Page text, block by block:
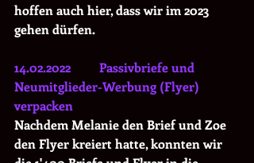
hoffen auch hier, dass wir im 2023
gehen dürfen.
14.02.2022         Passivbriefe und
Neumitglieder-Werbung (Flyer)
verpacken
Nachdem Melanie den Brief und Zoe
den Flyer kreiert hatte, konnten wir